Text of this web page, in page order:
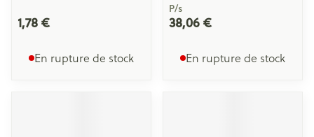
1,78 €
En rupture de stock
P/s
38,06 €
En rupture de stock